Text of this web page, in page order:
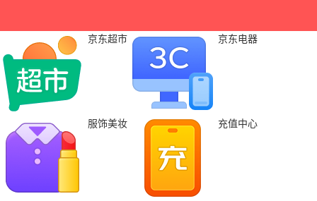
京东超市 京东电器
服饰美妆 充值中心